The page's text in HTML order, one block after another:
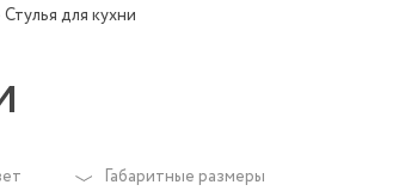
Стулья для кухни
Габаритные размеры